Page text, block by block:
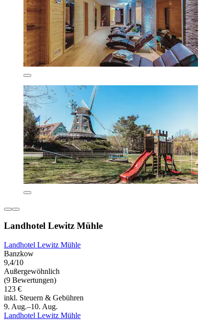
Landhotel Lewitz Mühle
Landhotel Lewitz Mühle
Banzkow
9,4/10
Außergewöhnlich
(9 Bewertungen)
123 €
inkl. Steuern & Gebühren
9. Aug.–10. Aug.
Landhotel Lewitz Mühle